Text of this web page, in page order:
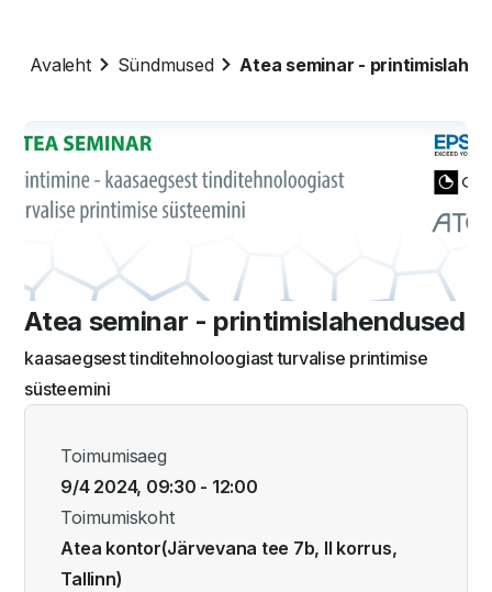
Avaleht Sündmused Atea seminar -
Atea seminar - printimislahendused
kaasaegsest tinditehnoloogiast turvalise printimise
süsteemini
Toimumisaeg
9/4 2024, 09:30 - 12:00
Toimumiskoht
Atea kontor(Järvevana tee 7b, II korrus,
Tallinn)